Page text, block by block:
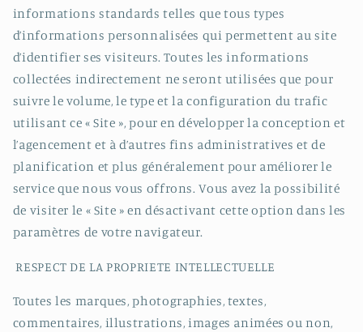
informations standards telles que tous types
d’informations personnalisées qui permettent au site
d’identifier ses visiteurs. Toutes les informations
collectées indirectement ne seront utilisées que pour
suivre le volume, le type et la configuration du trafic
utilisant ce « Site », pour en développer la conception et
l’agencement et à d’autres fins administratives et de
planification et plus généralement pour améliorer le
service que nous vous offrons. Vous avez la possibilité
de visiter le « Site » en désactivant cette option dans les
paramètres de votre navigateur.
RESPECT DE LA PROPRIETE INTELLECTUELLE
Toutes les marques, photographies, textes,
commentaires, illustrations, images animées ou non,